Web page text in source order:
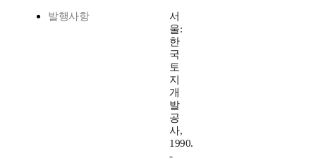
발행사항
서
울:
한
국
토
지
개
발
공
사,
1990.
-